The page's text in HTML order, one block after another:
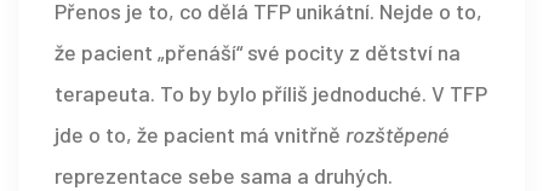
Přenos je to, co dělá TFP unikátní. Nejde o to,
že pacient „přenáší“ své pocity z dětství na
terapeuta. To by bylo příliš jednoduché. V TFP
jde o to, že pacient má vnitřně rozštěpené
reprezentace sebe sama a druhých.